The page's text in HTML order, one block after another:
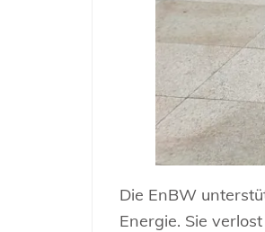
Die EnBW
Energie. Sie